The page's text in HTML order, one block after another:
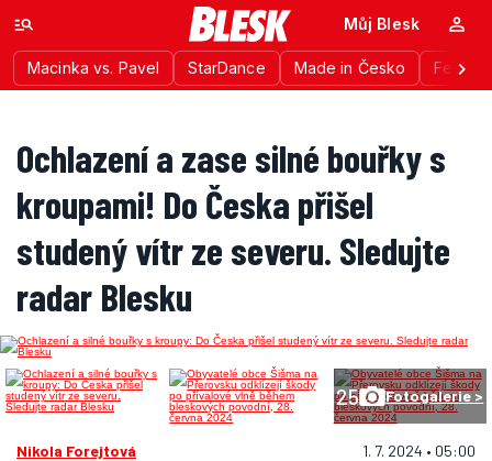
Macinka vs. Pavel StarDance Made in Česko
Můj Blesk
Ochlazení a zase silné bouřky s
kroupami! Do Česka přišel
studený vítr ze severu. Sledujte
radar Blesku
25 Fotogalerie >
Nikola Forejtová 1. 7. 2024 • 05:00